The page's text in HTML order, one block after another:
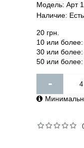
Модель: Арт
Наличие:
20 грн.
10 или более:
30 или более:
50 или более:
-